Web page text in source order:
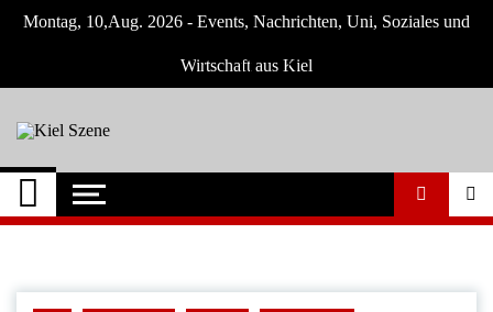
Skip
Montag, 10,Aug. 2026 - Events, Nachrichten, Uni, Soziales und
Wirtschaft aus Kiel
Kiel Szene
Neuigkeiten und Nachrichten aus Kiel und
Umgebung